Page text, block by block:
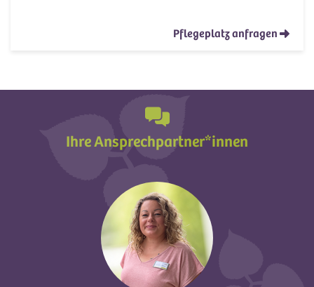
Pflegeplatz anfragen
Ihre Ansprechpartner*innen